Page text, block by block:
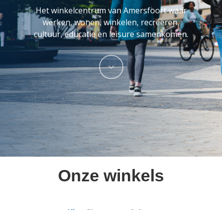
Het winkelcentrum vanAmersfoortwaar
werken,wonen,winkelen, recreëren,
cultuur,educatieen leisuresamenkomen.
Onze winkels